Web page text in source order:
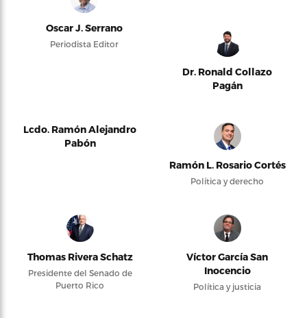
Oscar J. Serrano
Periodista Editor
Dr. Ronald Collazo
Pagán
Lcdo. Ramón Alejandro
Pabón
Ramón L. Rosario Cortés
Política y derecho
Thomas Rivera Schatz
Presidente del Senado de
Puerto Rico
Víctor García San
Inocencio
Política y justicia